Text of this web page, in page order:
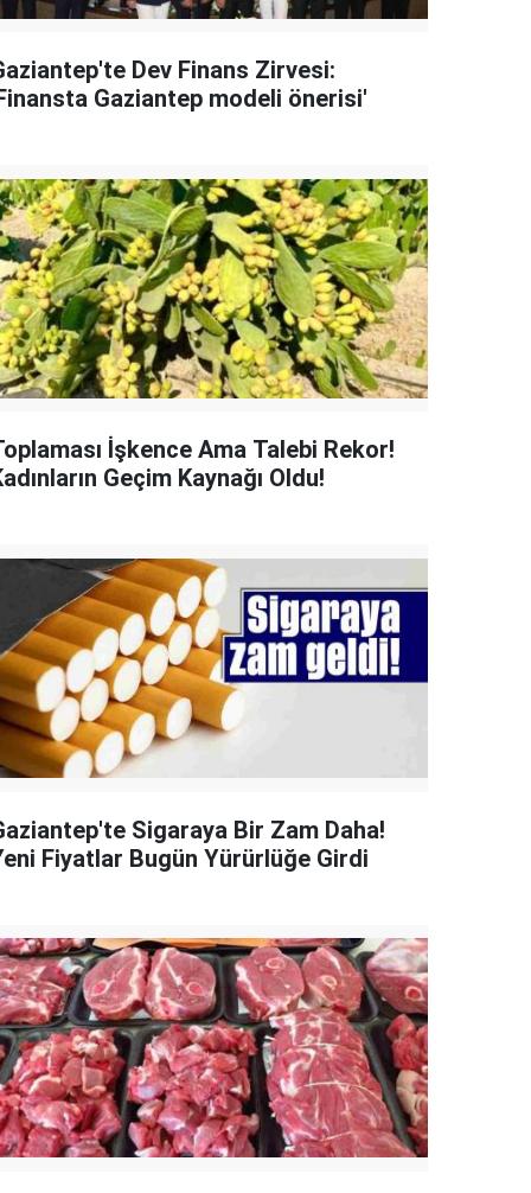
Dev Finans Zirvesi:
Gaziantep modeli önerisi'
İşkence Ama Talebi Rekor!
Geçim Kaynağı Oldu!
Sigaraya Bir Zam Daha!
Fiyatlar Bugün Yürürlüğe Girdi